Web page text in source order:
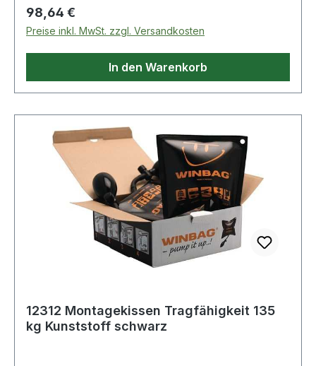
Regulärer Preis:
98,64 €
Preise inkl. MwSt. zzgl. Versandkosten
In den Warenkorb
12312 Montagekissen Tragfähigkeit 135
kg Kunststoff schwarz